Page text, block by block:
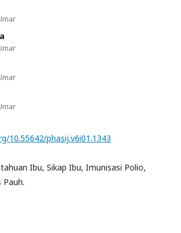
10.55642/phasij.v6i01.1343
Ibu, Sikap Ibu, Imunisasi Polio,
Pauh.